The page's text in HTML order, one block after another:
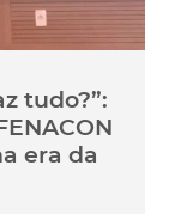
tudo?”:
era da